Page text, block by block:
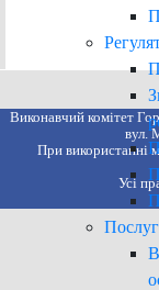
Виконавчий комітет
вул.
При використанні
Усі